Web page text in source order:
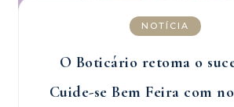
NOTÍCIA
O Boticário retoma o
Cuide-se Bem Feira com